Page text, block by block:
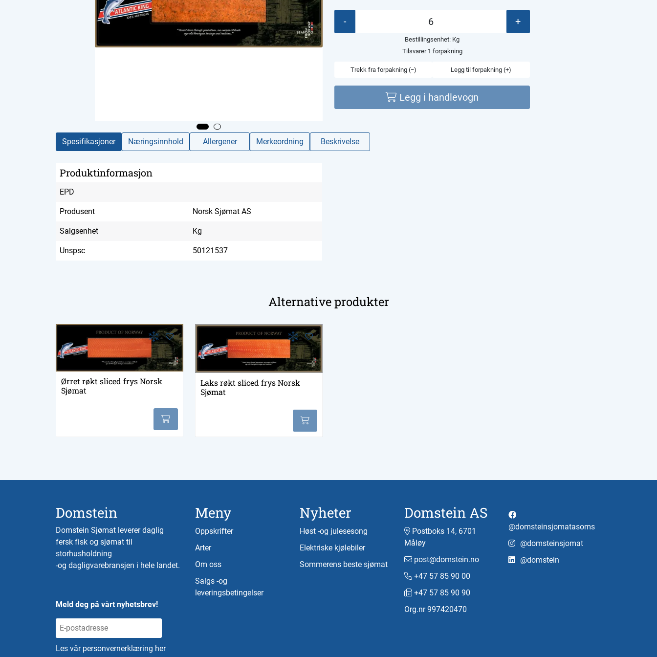
- +
Bestillingsenhet: Kg
Tilsvarer 1 forpakning
Trekk fra forpakning (−) Legg til forpakning (+)
Legg i handlevogn
Spesifikasjoner Næringsinnhold Allergener Merkeordning Beskrivelse
Produktinformasjon
EPD
Produsent Norsk Sjømat AS
Salgsenhet Kg
Unspsc 50121537
Alternative produkter
Ørret røkt sliced frys Norsk
Sjømat
Laks røkt sliced frys Norsk
Sjømat
Domstein
Domstein Sjømat leverer daglig
fersk fisk og sjømat til
storhusholdning
-og dagligvarebransjen i hele landet.
Meld deg på vårt nyhetsbrev!
Les vår personvernerklæring her
Meny
Oppskrifter
Arter
Om oss
Salgs -og
leveringsbetingelser
Nyheter
Høst -og julesesong
Elektriske kjølebiler
Sommerens beste sjømat
Domstein AS
Postboks 14, 6701
Måløy
post@domstein.no
+47 57 85 90 00
+47 57 85 90 90
Org.nr 997420470
@domsteinsjomatasoms
@domsteinsjomat
@domstein